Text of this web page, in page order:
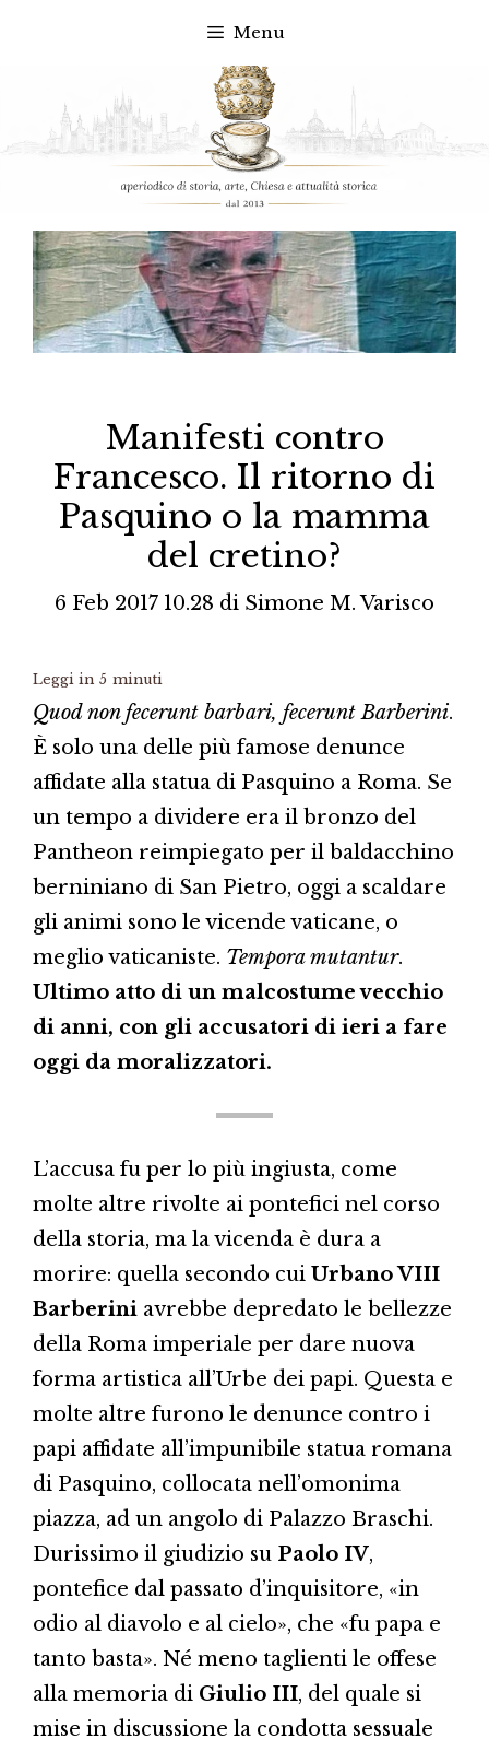
contenuto
Menu
Manifesti contro
Francesco. Il ritorno di
Pasquino o la mamma
del cretino?
6 Feb 2017 10.28 di Simone M. Varisco
Leggi in 5 minuti
Quod non fecerunt barbari, fecerunt Barberini.
È solo una delle più famose denunce
affidate alla statua di Pasquino a Roma. Se
un tempo a dividere era il bronzo del
Pantheon reimpiegato per il baldacchino
berniniano di San Pietro, oggi a scaldare
gli animi sono le vicende vaticane, o
meglio vaticaniste. Tempora mutantur.
Ultimo atto di un malcostume vecchio
di anni, con gli accusatori di ieri a fare
oggi da moralizzatori.
L’accusa fu per lo più ingiusta, come
molte altre rivolte ai pontefici nel corso
della storia, ma la vicenda è dura a
morire: quella secondo cui Urbano VIII
Barberini avrebbe depredato le bellezze
della Roma imperiale per dare nuova
forma artistica all’Urbe dei papi. Questa e
molte altre furono le denunce contro i
papi affidate all’impunibile statua romana
di Pasquino, collocata nell’omonima
piazza, ad un angolo di Palazzo Braschi.
Durissimo il giudizio su Paolo IV,
pontefice dal passato d’inquisitore, «in
odio al diavolo e al cielo», che «fu papa e
tanto basta». Né meno taglienti le offese
alla memoria di Giulio III, del quale si
mise in discussione la condotta sessuale